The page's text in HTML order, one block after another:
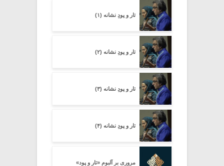
تار و پودِ نشانه (۱)
تار و پودِ نشانه (۲)
تار و پودِ نشانه (۳)
تار و پودِ نشانه (۴)
مروری بر آلبوم «تار و پود»